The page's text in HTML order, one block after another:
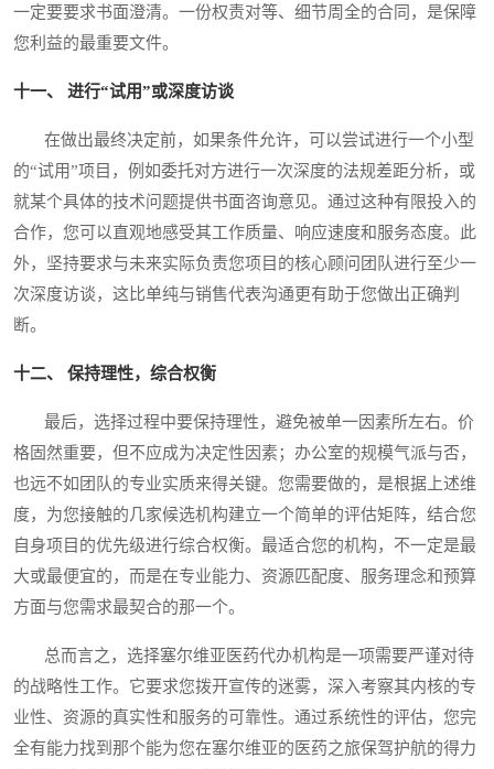
一定要要求书面澄清。一份权责对等、细节周全的合同，是保障
您利益的最重要文件。
十一、 进行“试用”或深度访谈
在做出最终决定前，如果条件允许，可以尝试进行一个小型
的“试用”项目，例如委托对方进行一次深度的法规差距分析，或
就某个具体的技术问题提供书面咨询意见。通过这种有限投入的
合作，您可以直观地感受其工作质量、响应速度和服务态度。此
外，坚持要求与未来实际负责您项目的核心顾问团队进行至少一
次深度访谈，这比单纯与销售代表沟通更有助于您做出正确判
断。
十二、 保持理性，综合权衡
最后，选择过程中要保持理性，避免被单一因素所左右。价
格固然重要，但不应成为决定性因素；办公室的规模气派与否，
也远不如团队的专业实质来得关键。您需要做的，是根据上述维
度，为您接触的几家候选机构建立一个简单的评估矩阵，结合您
自身项目的优先级进行综合权衡。最适合您的机构，不一定是最
大或最便宜的，而是在专业能力、资源匹配度、服务理念和预算
方面与您需求最契合的那一个。
总而言之，选择塞尔维亚医药代办机构是一项需要严谨对待
的战略性工作。它要求您拨开宣传的迷雾，深入考察其内核的专
业性、资源的真实性和服务的可靠性。通过系统性的评估，您完
全有能力找到那个能为您在塞尔维亚的医药之旅保驾护航的得力